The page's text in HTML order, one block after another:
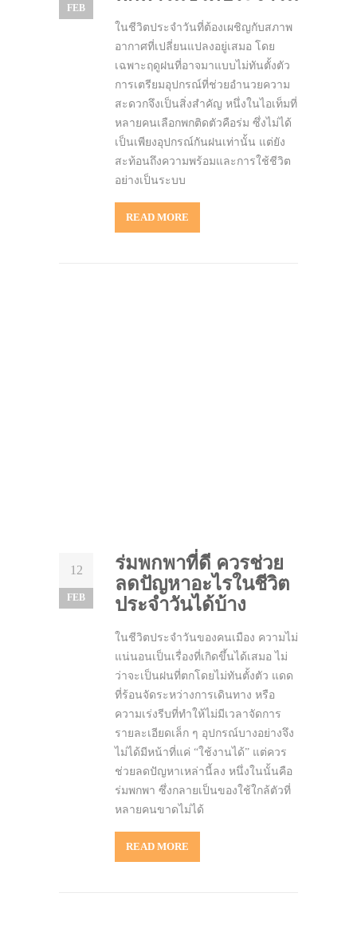
FEB
ในชีวิตประจำวันที่ต้องเผชิญกับสภาพ
อากาศที่เปลี่ยนแปลงอยู่เสมอ โดย
เฉพาะฤดูฝนที่อาจมาแบบไม่ทันตั้งตัว
การเตรียมอุปกรณ์ที่ช่วยอำนวยความ
สะดวกจึงเป็นสิ่งสำคัญ หนึ่งในไอเท็มที่
หลายคนเลือกพกติดตัวคือร่ม ซึ่งไม่ได้
เป็นเพียงอุปกรณ์กันฝนเท่านั้น แต่ยัง
สะท้อนถึงความพร้อมและการใช้ชีวิต
อย่างเป็นระบบ
READ MORE
12
FEB
ร่มพกพาที่ดี ควรช่วย
ลดปัญหาอะไรในชีวิต
ประจำวันได้บ้าง
ในชีวิตประจำวันของคนเมือง ความไม่
แน่นอนเป็นเรื่องที่เกิดขึ้นได้เสมอ ไม่
ว่าจะเป็นฝนที่ตกโดยไม่ทันตั้งตัว แดด
ที่ร้อนจัดระหว่างการเดินทาง หรือ
ความเร่งรีบที่ทำให้ไม่มีเวลาจัดการ
รายละเอียดเล็ก ๆ อุปกรณ์บางอย่างจึง
ไม่ได้มีหน้าที่แค่ “ใช้งานได้” แต่ควร
ช่วยลดปัญหาเหล่านี้ลง หนึ่งในนั้นคือ
ร่มพกพา ซึ่งกลายเป็นของใช้ใกล้ตัวที่
หลายคนขาดไม่ได้
READ MORE